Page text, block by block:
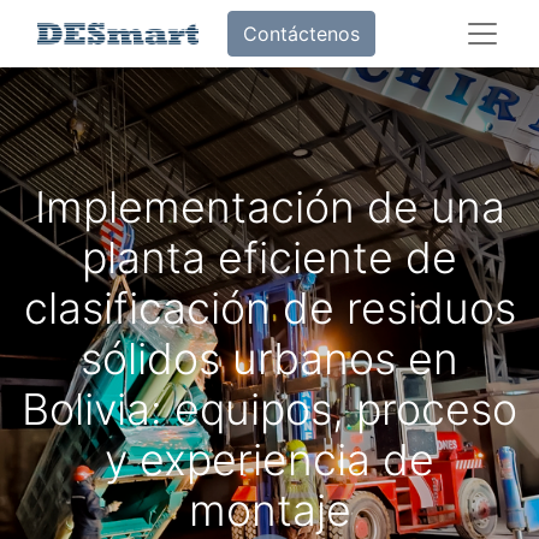
Contáctenos
Implementación de una
planta eficiente de
clasificación de residuos
sólidos urbanos en
Bolivia: equipos, proceso
y experiencia de
montaje